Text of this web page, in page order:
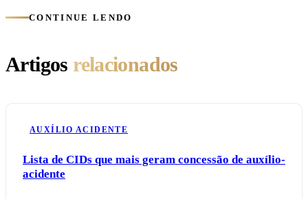
CONTINUE LENDO
Artigos relacionados
AUXÍLIO ACIDENTE
Lista de CIDs que mais geram concessão de auxílio-
acidente